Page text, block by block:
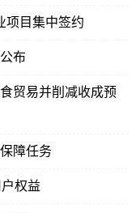
项目集中签约
布
贸易并削减收成预
障任务
权益